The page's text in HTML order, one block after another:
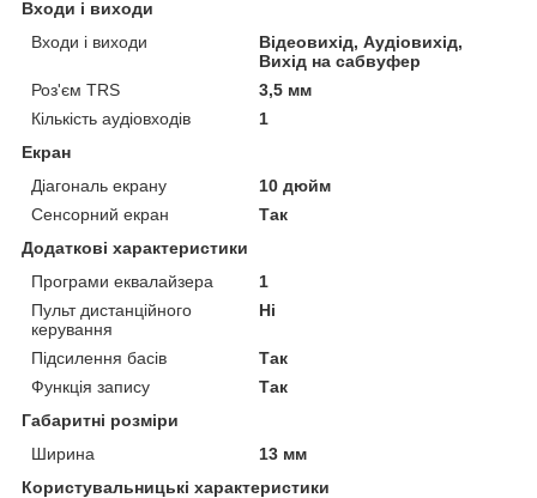
Входи і виходи
Входи і виходи
Відеовихід, Аудіовихід,
Вихід на сабвуфер
Роз'єм TRS
3,5 мм
Кількість аудіовходів
1
Екран
Діагональ екрану
10 дюйм
Сенсорний екран
Так
Додаткові характеристики
Програми еквалайзера
1
Пульт дистанційного
керування
Ні
Підсилення басів
Так
Функція запису
Так
Габаритні розміри
Ширина
13 мм
Користувальницькі характеристики